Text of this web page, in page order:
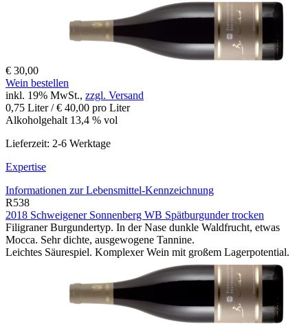
€ 30,00
Wein bestellen
inkl. 19% MwSt., zzgl. Versand
0,75 Liter / € 40,00 pro Liter
Alkoholgehalt 13,4 % vol
Lieferzeit: 2-6 Werktage
Expertise
Informationen zurLebensmittel-Kennzeichnung
R538
2018 Schweigener Sonnenberg WB Spätburgunder trocken
Filigraner Burgundertyp. In der Nase dunkle Waldfrucht, etwas
Mocca. Sehr dichte, ausgewogene Tannine.
Leichtes Säurespiel. Komplexer Wein mit großem Lagerpotential.